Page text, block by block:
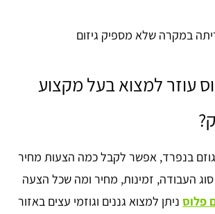
במקרה שלא מספיק גיזום
עוזר למצוא בעל מקצוע
בנפרד, אפשר לקבל כמה הצעות מחיר
סוג העבודה, זמינות, מחיר ומה שכל הצעה
פלוס ניתן למצוא גננים וגוזמי עצים באזור